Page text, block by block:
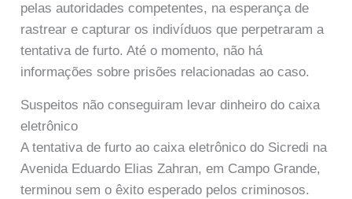
pelas autoridades competentes, na esperança de
rastrear e capturar os indivíduos que perpetraram a
tentativa de furto. Até o momento, não há
informações sobre prisões relacionadas ao caso.
Suspeitos não conseguiram levar dinheiro do caixa
eletrônico
A tentativa de furto ao caixa eletrônico do Sicredi na
Avenida Eduardo Elias Zahran, em Campo Grande,
terminou sem o êxito esperado pelos criminosos.